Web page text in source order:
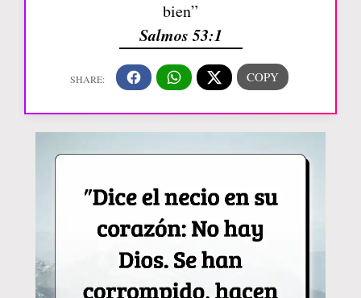
bien”
Salmos 53:1